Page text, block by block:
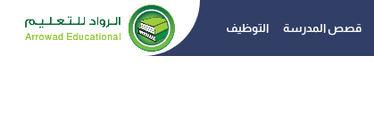
قصص المدرسة التوظيف